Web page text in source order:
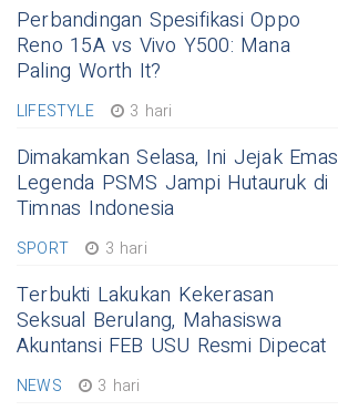
Perbandingan Spesifikasi Oppo
Reno 15A vs Vivo Y500: Mana
Paling Worth It?
LIFESTYLE 3 hari
Dimakamkan Selasa, Ini Jejak Emas
Legenda PSMS Jampi Hutauruk di
Timnas Indonesia
SPORT 3 hari
Terbukti Lakukan Kekerasan
Seksual Berulang, Mahasiswa
Akuntansi FEB USU Resmi Dipecat
NEWS 3 hari